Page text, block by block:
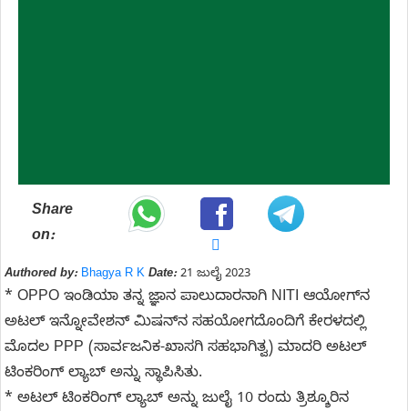
Share
on:
Authored by: Bhagya R K Date:21 ಜುಲೈ 2023
* OPPO ಇಂಡಿಯಾ ತನ್ನ ಜ್ಞಾನ ಪಾಲುದಾರನಾಗಿ NITI ಆಯೋಗ್‌ನ
ಅಟಲ್ ಇನ್ನೋವೇಶನ್ ಮಿಷನ್‌ನ ಸಹಯೋಗದೊಂದಿಗೆ ಕೇರಳದಲ್ಲಿ
ಮೊದಲ PPP (ಸಾರ್ವಜನಿಕ-ಖಾಸಗಿ ಸಹಭಾಗಿತ್ವ) ಮಾದರಿ ಅಟಲ್
ಟಿಂಕರಿಂಗ್ ಲ್ಯಾಬ್ ಅನ್ನು ಸ್ಥಾಪಿಸಿತು.
* ಅಟಲ್ ಟಿಂಕರಿಂಗ್ ಲ್ಯಾಬ್ ಅನ್ನು ಜುಲೈ 10 ರಂದು ತ್ರಿಶ್ಶೂರಿನ